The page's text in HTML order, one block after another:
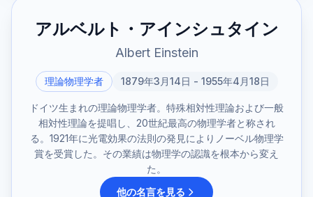
アルベルト・アインシュタイン
Albert Einstein
理論物理学者 1879年3月14日 - 1955年4月18日
ドイツ生まれの理論物理学者。特殊相対性理論および一般
相対性理論を提唱し、20世紀最高の物理学者と称され
る。1921年に光電効果の法則の発見によりノーベル物理学
賞を受賞した。その業績は物理学の認識を根本から変え
た。
他の名言を見る